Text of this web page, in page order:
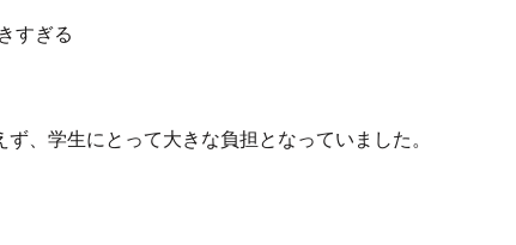
すぎる
、学生にとって大きな負担となっていました。